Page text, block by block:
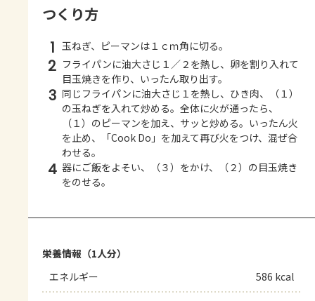
つくり方
1 玉ねぎ、ピーマンは１ｃｍ角に切る。
2 フライパンに油大さじ１／２を熱し、卵を割り入れて
目玉焼きを作り、いったん取り出す。
3 同じフライパンに油大さじ１を熱し、ひき肉、（１）
の玉ねぎを入れて炒める。全体に火が通ったら、
（１）のピーマンを加え、サッと炒める。いったん火
を止め、「Cook Do」を加えて再び火をつけ、混ぜ合
わせる。
4 器にご飯をよそい、（３）をかけ、（２）の目玉焼き
をのせる。
栄養情報（1人分）
エネルギー
586 kcal